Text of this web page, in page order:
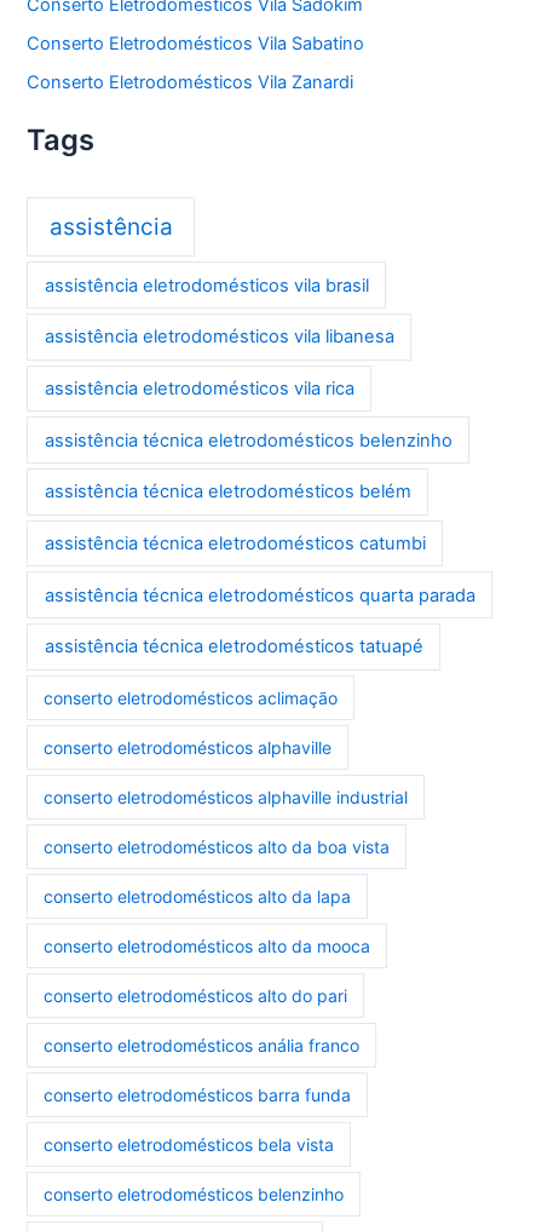
Conserto Eletrodomésticos Vila Sadokim
Conserto Eletrodomésticos Vila Sabatino
Conserto Eletrodomésticos Vila Zanardi
Tags
assistência
assistência eletrodomésticos vila brasil
assistência eletrodomésticos vila libanesa
assistência eletrodomésticos vila rica
assistência técnica eletrodomésticos belenzinho
assistência técnica eletrodomésticos belém
assistência técnica eletrodomésticos catumbi
assistência técnica eletrodomésticos quarta parada
assistência técnica eletrodomésticos tatuapé
conserto eletrodomésticos aclimação
conserto eletrodomésticos alphaville
conserto eletrodomésticos alphaville industrial
conserto eletrodomésticos alto da boa vista
conserto eletrodomésticos alto da lapa
conserto eletrodomésticos alto da mooca
conserto eletrodomésticos alto do pari
conserto eletrodomésticos anália franco
conserto eletrodomésticos barra funda
conserto eletrodomésticos bela vista
conserto eletrodomésticos belenzinho